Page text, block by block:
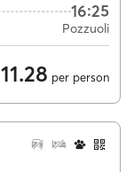
16:25
Pozzuoli
per person